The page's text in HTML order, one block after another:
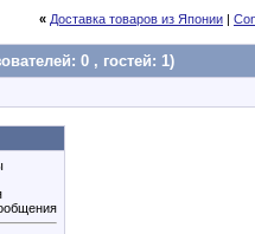
« Доставка товаров из Японии |
0 , гостей: 1)